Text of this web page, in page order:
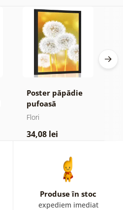
Poster păpădie
pufoasă
Flori
34,08 lei
Produse în stoc
expediem imediat